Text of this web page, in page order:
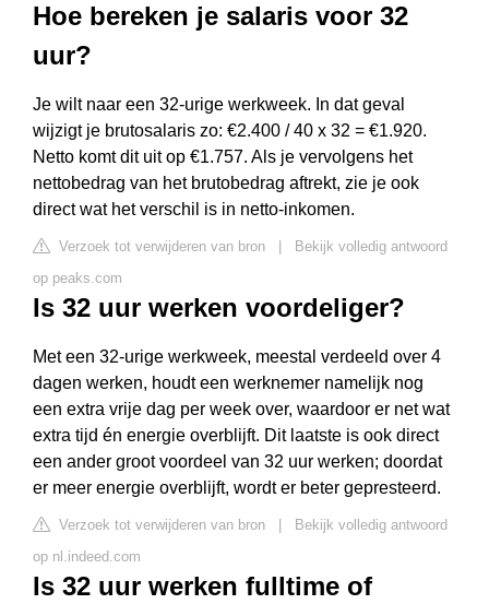
Hoe bereken je salaris voor 32
uur?
Je wilt naar een 32-urige werkweek. In dat geval
wijzigt je brutosalaris zo: €2.400 / 40 x 32 = €1.920.
Netto komt dit uit op €1.757. Als je vervolgens het
nettobedrag van het brutobedrag aftrekt, zie je ook
direct wat het verschil is in netto-inkomen.
Verzoek tot verwijderen van bron
Bekijk volledig antwoord
op peaks.com
Is 32 uur werken voordeliger?
Met een 32-urige werkweek, meestal verdeeld over 4
dagen werken, houdt een werknemer namelijk nog
een extra vrije dag per week over, waardoor er net wat
extra tijd én energie overblijft. Dit laatste is ook direct
een ander groot voordeel van 32 uur werken; doordat
er meer energie overblijft, wordt er beter gepresteerd.
Verzoek tot verwijderen van bron
Bekijk volledig antwoord
op nl.indeed.com
Is 32 uur werken fulltime of